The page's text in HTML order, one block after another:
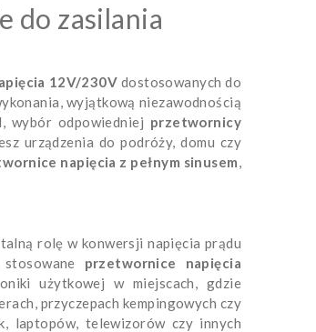
do zasilania
12V/230V dostosowanych do
wyjątkową niezawodnością
wybór odpowiedniej przetwornicy
urządzenia do podróży, domu czy
napięcia z pełnym sinusem,
rolę w konwersji napięcia prądu
przetwornice napięcia
użytkowej w miejscach, gdzie
przyczepach kempingowych czy
laptopów, telewizorów czy innych